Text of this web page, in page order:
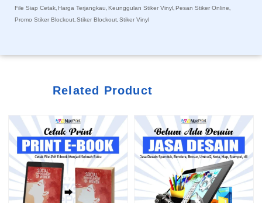
File Siap Cetak Harga Terjangkau Keunggulan Stiker Vinyl Pesan Stiker Online
Promo Stiker Blockout Stiker Blockout Stiker Vinyl
Related Product